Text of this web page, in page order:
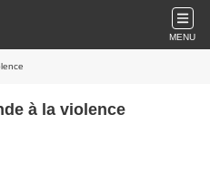
MENU
à la violence